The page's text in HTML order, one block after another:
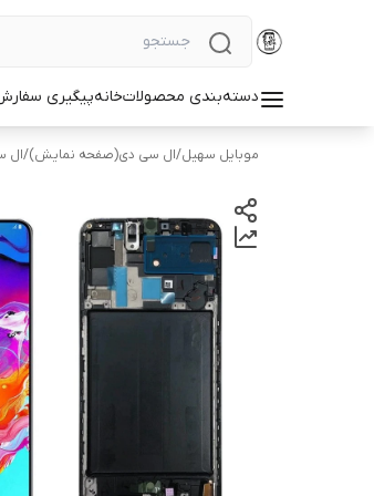
دسته‌بندی محصولاتخانهپیگیری
موبایل سهیل/ال سی دی(صفحه نمایش)/ال